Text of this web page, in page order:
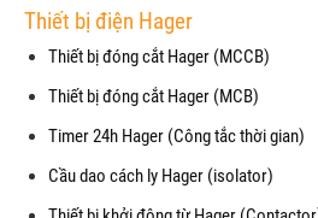
Thiết bị điện Hager
Thiết bị đóng cắt Hager (MCCB)
Thiết bị đóng cắt Hager (MCB)
Timer 24h Hager (Công tắc thời gian)
Cầu dao cách ly Hager (isolator)